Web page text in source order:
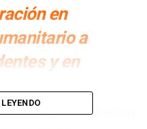
en
a
y en
Por: Redacción